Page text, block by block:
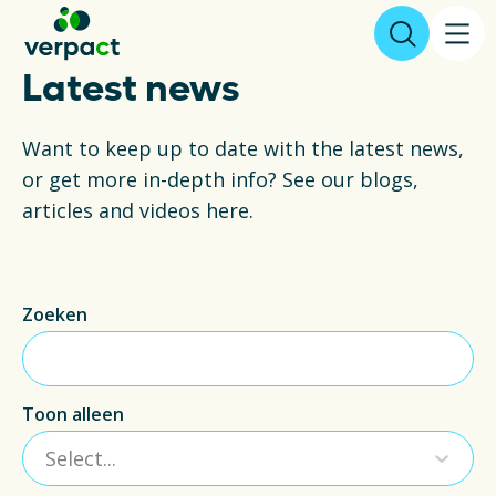
About us
Packaging
Collecting and recycling
Legislation
Latest news
Want to keep up to date with the latest news,
or get more in-depth info? See our blogs,
articles and videos here.
Zoeken
Toon alleen
Select...